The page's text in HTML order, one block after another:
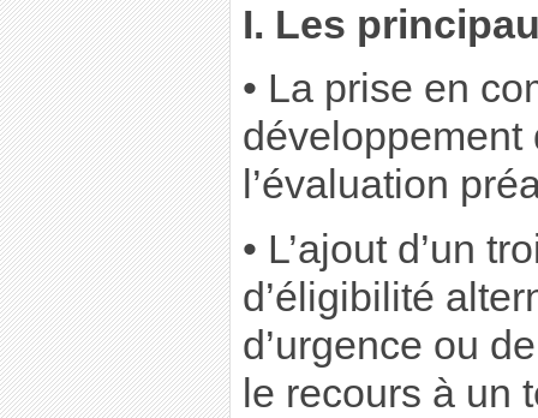
I. Les
• La prise en
développement
l’évaluation
• L’ajout d’un
d’éligibilité
d’urgence ou
le recours à un